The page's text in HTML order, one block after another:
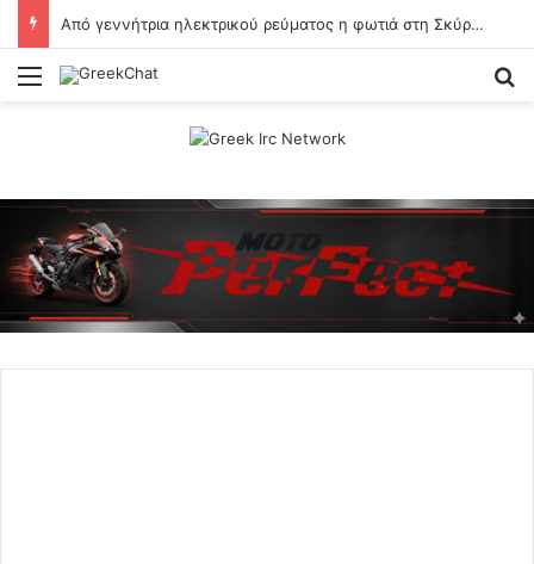
Από γεννήτρια ηλεκτρικού ρεύματος η φωτιά στη Σκύρο – Συνελήφθη 63χρονη
Menu